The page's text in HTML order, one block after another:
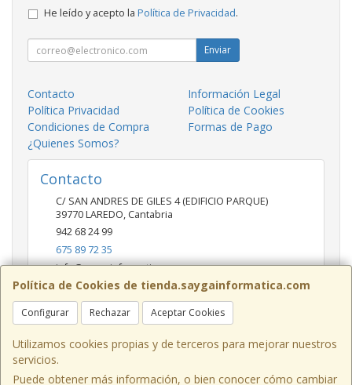
Política de Cookies de tienda.saygainformatica.com
Configurar Rechazar Aceptar Cookies
Utilizamos cookies propias y de terceros para mejorar nuestros
servicios.
Puede obtener más información, o bien conocer cómo cambiar
He leído y acepto la Política de Privacidad.
Enviar
Contacto
Información Legal
Política Privacidad
Política de Cookies
Condiciones de Compra
Formas de Pago
¿Quienes Somos?
Contacto
C/ SAN ANDRES DE GILES 4 (EDIFICIO PARQUE)
39770LAREDO, Cantabria
942 68 24 99
675 89 72 35
info@saygainformatica.com
Horario
10-14 / 19:00-20:30